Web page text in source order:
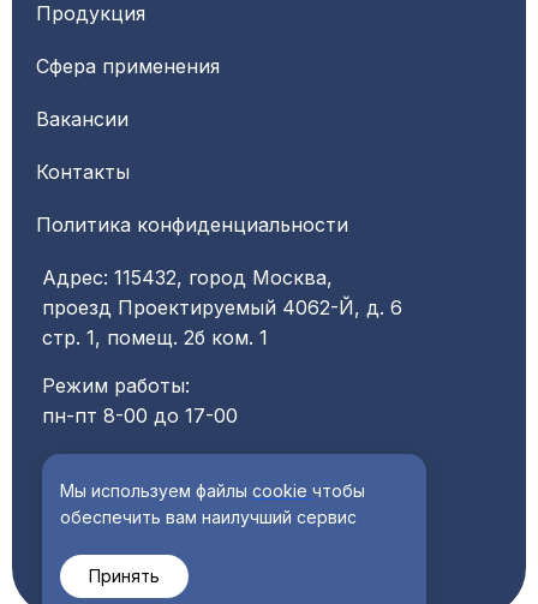
Продукция
Сфера применения
Вакансии
Контакты
Политика конфиденциальности
Адрес: 115432, город Москва,
проезд Проектируемый 4062-Й, д. 6
стр. 1, помещ. 2б ком. 1
Режим работы:
пн-пт 8-00 до 17-00
ООО “КЛН ГРУПП"
ИНН 9725110293
Мы используем файлы cookie чтобы
обеспечить вам наилучший сервис
Принять